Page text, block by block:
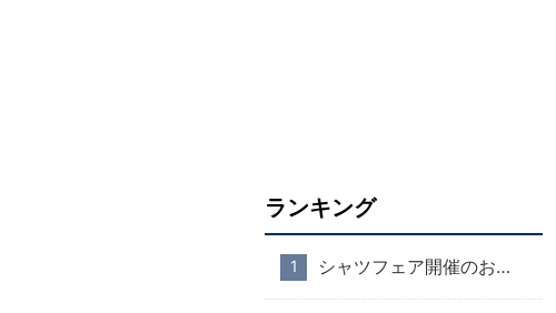
ランキング
シャツフェア開催のお知らせ